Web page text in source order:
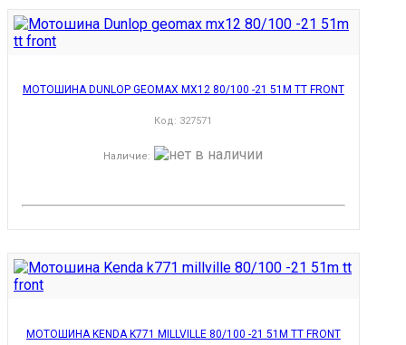
МОТОШИНА DUNLOP GEOMAX MX12 80/100 -21 51M TT FRONT
Код: 327571
Наличие:
МОТОШИНА KENDA K771 MILLVILLE 80/100 -21 51M TT FRONT